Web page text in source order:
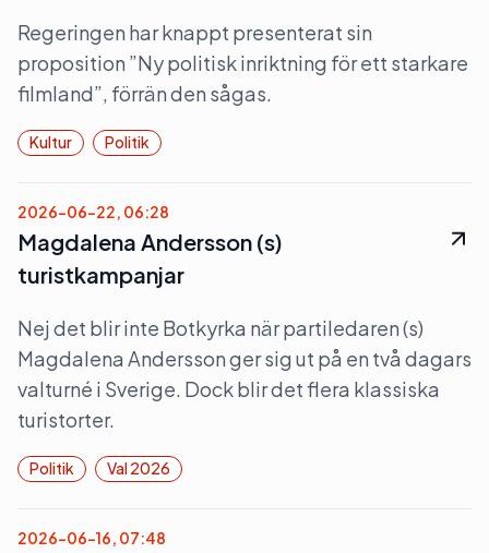
Regeringen har knappt presenterat sin
proposition ”Ny politisk inriktning för ett starkare
filmland”, förrän den sågas.
Kultur Politik
2026-06-22, 06:28
Magdalena Andersson (s)
turistkampanjar
Nej det blir inte Botkyrka när partiledaren (s)
Magdalena Andersson ger sig ut på en två dagars
valturné i Sverige. Dock blir det flera klassiska
turistorter.
Politik Val 2026
2026-06-16, 07:48